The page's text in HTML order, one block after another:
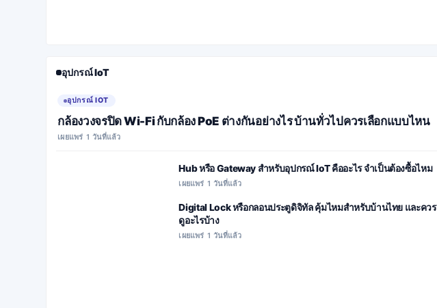
อุปกรณ์ IoT
อุปกรณ์ IOT
กล้องวงจรปิด Wi-Fi กับกล้อง PoE ต่างกันอย่างไร บ้านทั่วไปควรเลือกแบบไหน
เผยแพร่ 1 วันที่แล้ว
Hub หรือ Gateway สำหรับอุปกรณ์ IoT คืออะไร จำเป็นต้องซื้อไหม
เผยแพร่ 1 วันที่แล้ว
Digital Lock หรือกลอนประตูดิจิทัล คุ้มไหมสำหรับบ้านไทย และควร
ดูอะไรบ้าง
เผยแพร่ 1 วันที่แล้ว